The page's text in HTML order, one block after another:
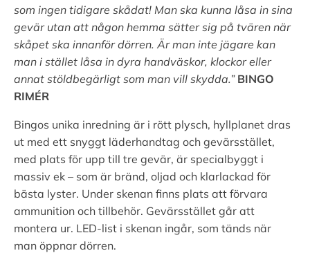
som ingen tidigare skådat! Man ska kunna låsa in sina
gevär utan att någon hemma sätter sig på tvären när
skåpet ska innanför dörren. Är man inte jägare kan
man i stället låsa in dyra handväskor, klockor eller
annat stöldbegärligt som man vill skydda.” BINGO
RIMÉR
Bingos unika inredning är i rött plysch, hyllplanet dras
ut med ett snyggt läderhandtag och gevärsstället,
med plats för upp till tre gevär, är specialbyggt i
massiv ek – som är bränd, oljad och klarlackad för
bästa lyster. Under skenan finns plats att förvara
ammunition och tillbehör. Gevärsstället går att
montera ur. LED-list i skenan ingår, som tänds när
man öppnar dörren.